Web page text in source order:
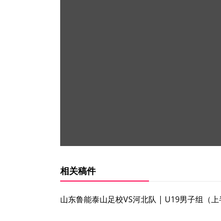
相关稿件
山东鲁能泰山足校VS河北队 | U19男子组（